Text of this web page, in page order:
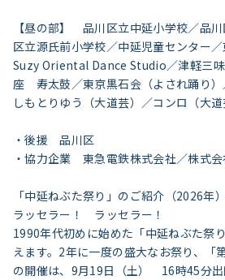
【昼の部】 品川区立中延小学校／品
区立源氏前小学校／中延児童センター
Suzy Oriental Dance Studio／津軽三
座 寿太鼓／東京黒石会（よされ踊り）
しもとりゆう（大道芸）／コンロ（大道
・後援 品川区
・協力企業 東急電鉄株式会社／株式会
「中延ねぶた祭り」のご紹介（2026
ラッセラー！ ラッセラー！
1990年代初めに始めた「中延ねぶた祭
えます。2年に一度の盛大なお祭り、「
の開催は、9月19日（土） 16時45分